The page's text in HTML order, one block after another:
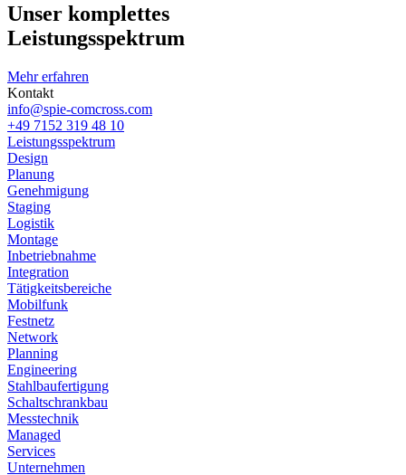
Unser komplettes
Leistungsspektrum
Mehr erfahren
Kontakt
info@spie-comcross.com
+49 7152 319 48 10
Leistungsspektrum
Design
Planung
Genehmigung
Staging
Logistik
Montage
Inbetriebnahme
Integration
Tätigkeitsbereiche
Mobilfunk
Festnetz
Network
Planning
Engineering
Stahlbaufertigung
Schaltschrankbau
Messtechnik
Managed
Services
Unternehmen